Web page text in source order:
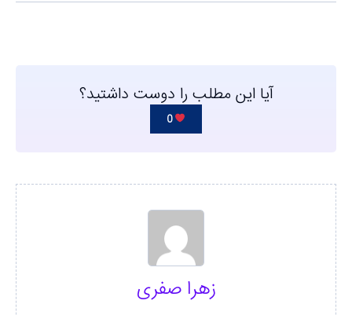
آیا این مطلب را دوست داشتید؟
0
زهرا صفری